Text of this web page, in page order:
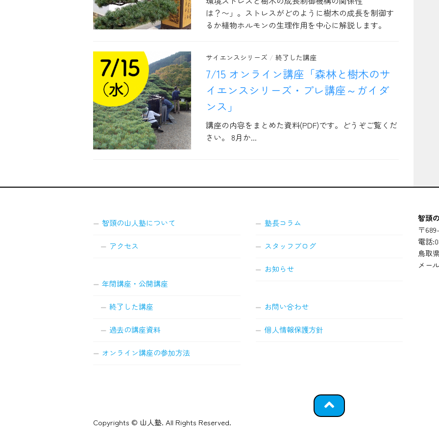
は？〜」。ストレスがどのように樹木の成長を制御す
るか植物ホルモンの生理作用を中心に解説します。
サイエンスシリーズ / 終了した講座
7/15 オンライン講座「森林と樹木のサ
イエンスシリーズ・プレ講座～ガイダ
ンス」
講座の内容をまとめた資料(PDF)です。どうぞご覧くだ
さい。 8月か...
智頭の山人塾について
アクセス
年間講座・公開講座
終了した講座
過去の講座資料
オンライン講座の参加方法
塾長コラム
スタッフブログ
お知らせ
お問い合わせ
個人情報保護方針
智頭
〒
電話
鳥取
メー
Copyrights © 山人塾. All Rights Reserved.